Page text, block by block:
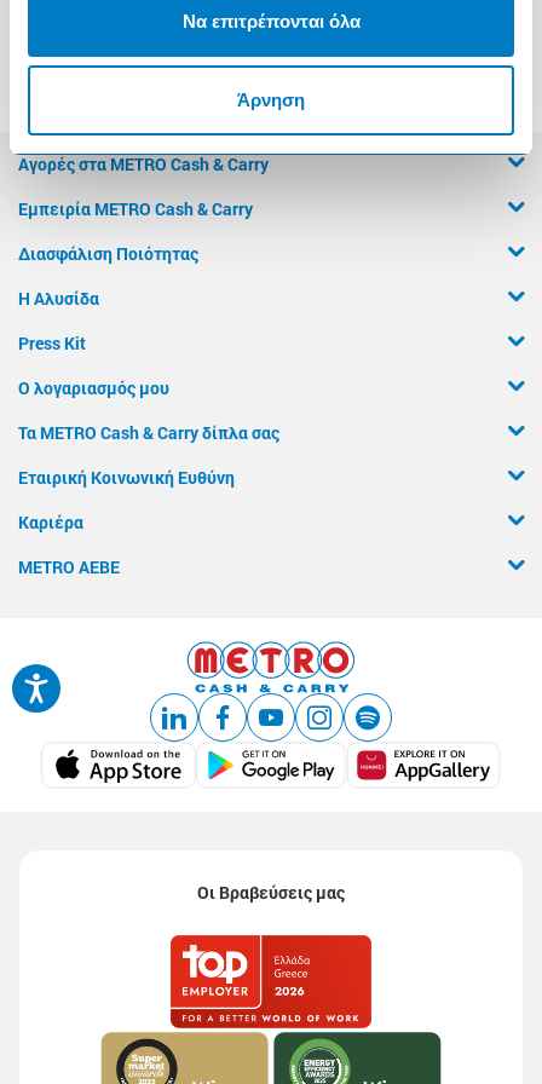
Να επιτρέπονται όλα
Άρνηση
Αγορές στα METRO Cash & Carry
Εμπειρία METRO Cash & Carry
Διασφάλιση Ποιότητας
Η Αλυσίδα
Press Kit
Ο λογαριασμός μου
Τα METRO Cash & Carry δίπλα σας
Εταιρική Κοινωνική Ευθύνη
Καριέρα
METRO ΑΕΒΕ
Οι Βραβεύσεις μας